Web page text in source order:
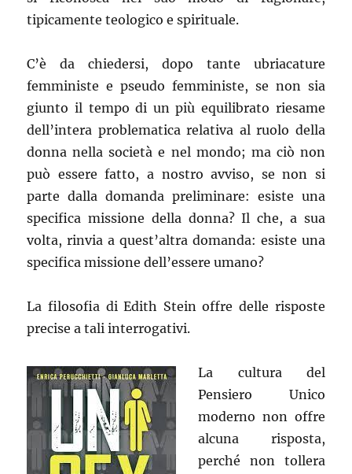
tipicamente teologico e spirituale.
C’è da chiedersi, dopo tante ubriacature
femministe e pseudo femministe, se non sia
giunto il tempo di un più equilibrato riesame
dell’intera problematica relativa al ruolo della
donna nella società e nel mondo; ma ciò non
può essere fatto, a nostro avviso, se non si
parte dalla domanda preliminare: esiste una
specifica missione della donna? Il che, a sua
volta, rinvia a quest’altra domanda: esiste una
specifica missione dell’essere umano?
La filosofia di Edith Stein offre delle risposte
precise a tali interrogativi.
La cultura del
Pensiero Unico
moderno non offre
alcuna risposta,
perché non tollera